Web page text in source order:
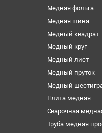
Медная фольга
Медная шина
Медный квадрат
Медный круг
Медный лист
Медный пруток
Медный
Плита медная
Сварочная
Труба медная